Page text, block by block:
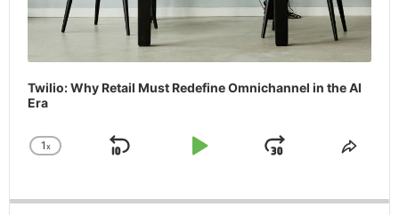
Twilio: Why Retail Must Redefine Omnichannel in the AI
Era
Change
1x
Skip
Play
Jump
Share